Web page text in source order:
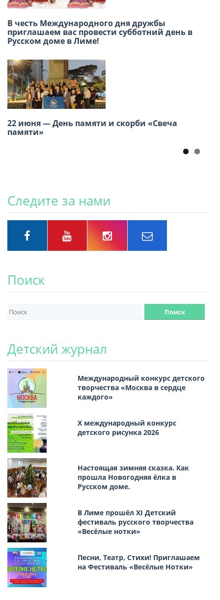
В честь Международного дня дружбы
приглашаем вас провести субботний день в
Русском доме в Лиме!
22 июня — День памяти и скорби «Свеча
памяти»
Международный конкурс детского
творчества «Москва в сердце каждого»
VII Региональная молодежная конференция
российских соотечественников стран
Следите за нами
Поиск
Детский журнал
Международный конкурс детского
творчества «Москва в сердце
каждого»
Х международный конкурс
детского рисунка 2026
Настоящая зимняя сказка. Как
прошла Новогодняя ёлка в
Русском доме.
В Лиме прошёл XI Детский
фестиваль русского творчества
«Весёлые нотки»
Песни, Театр, Стихи! Приглашаем
на Фестиваль «Весёлые Нотки»